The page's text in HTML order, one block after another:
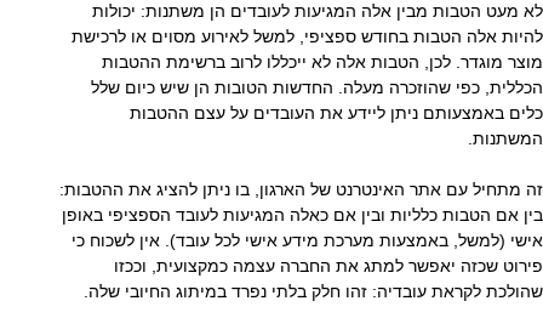
לא מעט הטבות מבין אלה המגיעות לעובדים הן משתנות: יכולות
להיות אלה הטבות בחודש ספציפי, למשל לאירוע מסוים או לרכישת
מוצר מוגדר. לכן, הטבות אלה לא ייכללו לרוב ברשימת ההטבות
הכללית, כפי שהוזכרה מעלה. החדשות הטובות הן שיש כיום שלל
כלים באמצעותם ניתן ליידע את העובדים על עצם ההטבות
המשתנות.
זה מתחיל עם אתר האינטרנט של הארגון, בו ניתן להציג את ההטבות:
בין אם הטבות כלליות ובין אם כאלה המגיעות לעובד הספציפי באופן
אישי (למשל, באמצעות מערכת מידע אישי לכל עובד). אין לשכוח כי
פירוט שכזה יאפשר למתג את החברה עצמה כמקצועית, וככזו
שהולכת לקראת עובדיה: זהו חלק בלתי נפרד במיתוג החיובי שלה.